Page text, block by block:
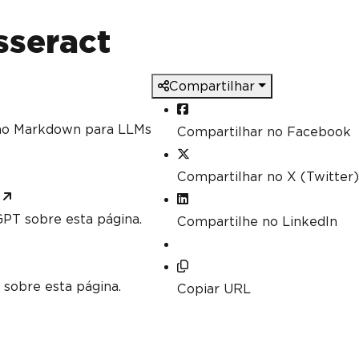
Markdown para LLMs
sobre esta página.
esta página.
Compartilhar
Compartilhar no Facebook
Compartilhar no X (Twitter)
Compartilhe no LinkedIn
Copiar URL